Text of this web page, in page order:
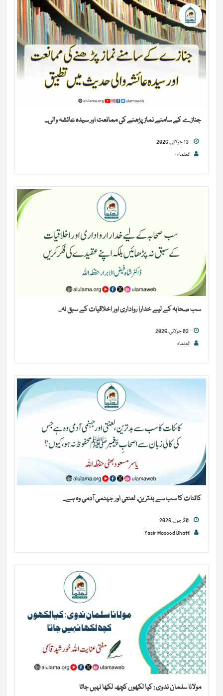
جنازے کے سامنے نماز پڑھنے کی ممانعت اور سیدہ عائشہ والی...
العلماء
سب صحابہ کے لیے خدارا رواداری اور اخلاقیات کے سبق نہ...
العلماء
کائنات کا سب سے بدترین، لعنتی اور جہنمی آدمی وہ ہے...
Yasir Masood Bhatti
مولانا سلمان ندوی : کیا لکھوں کچھ لکھا نہیں جاتا